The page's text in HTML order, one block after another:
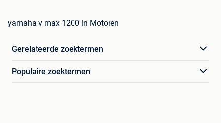
yamaha v max 1200 in Motoren
Gerelateerde zoektermen
Populaire zoektermen